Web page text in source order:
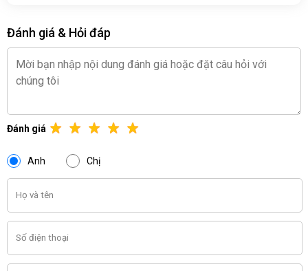
Đánh giá & Hỏi đáp
Đánh giá
Anh Chị